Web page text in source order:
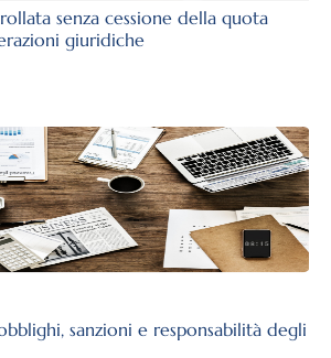
senza cessione della quota
giuridiche
sanzioni e responsabilità degli